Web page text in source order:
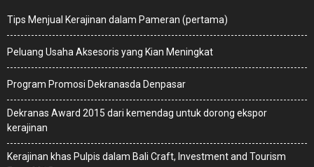
Tips Menjual Kerajinan dalam Pameran (pertama)
Peluang Usaha Aksesoris yang Kian Meningkat
Program Promosi Dekranasda Denpasar
Dekranas Award 2015 dari kemendag untuk dorong ekspor
kerajinan
Kerajinan khas Pulpis dalam Bali Craft, Investment and Tourism